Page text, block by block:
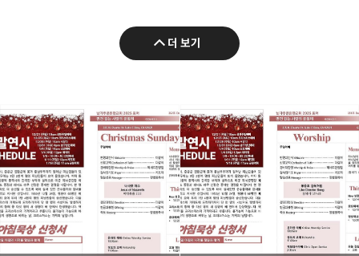
더 보기
남가주온유한교회
남가주온유한교회